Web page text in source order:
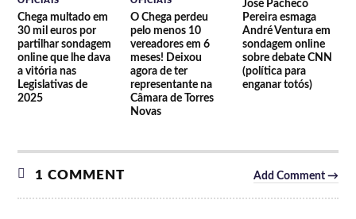
Chega multado em
30 mil euros por
partilhar sondagem
online que lhe dava
a vitória nas
Legislativas de
2025
O Chega perdeu
pelo menos 10
vereadores em 6
meses! Deixou
agora de ter
representante na
Câmara de Torres
Novas
José Pacheco
Pereira esmaga
André Ventura em
sondagem online
sobre debate CNN
(política para
enganar totós)
1 COMMENT Add Comment →